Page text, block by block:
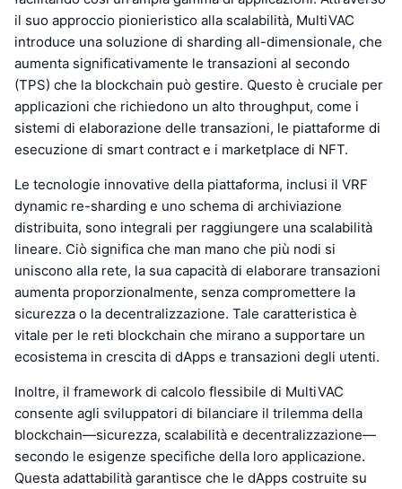
il suo approccio pionieristico alla scalabilità, MultiVAC
introduce una soluzione di sharding all-dimensionale, che
aumenta significativamente le transazioni al secondo
(TPS) che la blockchain può gestire. Questo è cruciale per
applicazioni che richiedono un alto throughput, come i
sistemi di elaborazione delle transazioni, le piattaforme di
esecuzione di smart contract e i marketplace di NFT.
Le tecnologie innovative della piattaforma, inclusi il VRF
dynamic re-sharding e uno schema di archiviazione
distribuita, sono integrali per raggiungere una scalabilità
lineare. Ciò significa che man mano che più nodi si
uniscono alla rete, la sua capacità di elaborare transazioni
aumenta proporzionalmente, senza compromettere la
sicurezza o la decentralizzazione. Tale caratteristica è
vitale per le reti blockchain che mirano a supportare un
ecosistema in crescita di dApps e transazioni degli utenti.
Inoltre, il framework di calcolo flessibile di MultiVAC
consente agli sviluppatori di bilanciare il trilemma della
blockchain—sicurezza, scalabilità e decentralizzazione—
secondo le esigenze specifiche della loro applicazione.
Questa adattabilità garantisce che le dApps costruite su